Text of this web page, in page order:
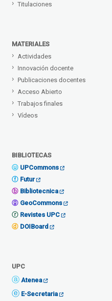
Titulaciones
MATERIALES
Actividades
Innovación docente
Publicaciones docentes
Acceso Abierto
Trabajos finales
Vídeos
BIBLIOTECAS
UPCommons
Futur
Bibliotecnica
GeoCommons
Revistes UPC
DOIBoard
UPC
Atenea
E-Secretaria